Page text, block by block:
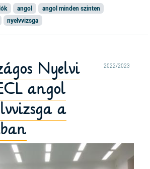
angol
angol minden szinten
nyelvvizsga
2022/2023
Nyelvi
angol
a